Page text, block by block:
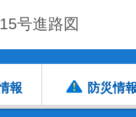
号進路図
報 防災情